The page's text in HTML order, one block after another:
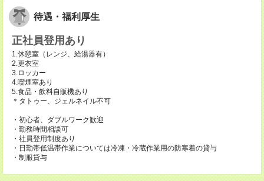
待遇・福利厚生
正社員登用あり
1.休憩室（レンジ、給湯器有）
2.更衣室
3.ロッカー
4.喫煙室あり
5.食品・飲料自販機あり
＊タトゥー、ジェルネイル不可
・初心者、ダブルワーク歓迎
・勤務時間相談可
・社員登用制度あり
・日勤帯低温帯作業については冷凍・冷蔵作業用の防寒着の貸与
・制服貸与